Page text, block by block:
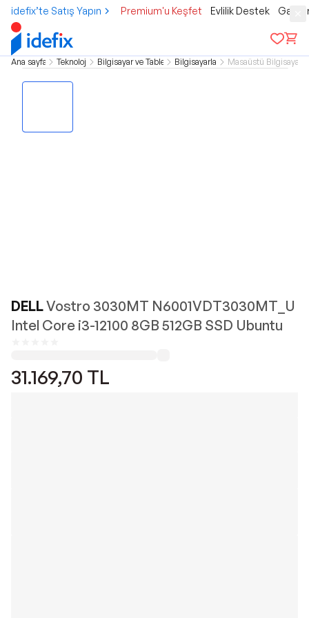
idefix’te Satış Yapın Premium'u Keşfet Evlilik Destek
Ana sayfa Teknoloji Bilgisayar ve Tablet Bilgisayarlar Masaüstü Bilgisayar
DELLVostro 3030MT N6001VDT3030MT_U
Intel Core i3-12100 8GB 512GB SSD Ubuntu
31.169,70 TL